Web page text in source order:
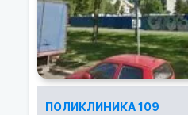
ПОЛИКЛИНИКА 109